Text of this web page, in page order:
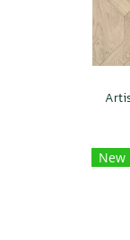
New